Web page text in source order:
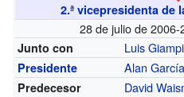
2.ª vicepresidenta de
28 de julio de 2006-
Junto con Luis
Presidente Alan García
Predecesor David